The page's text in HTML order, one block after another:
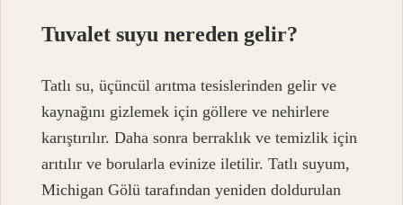
Tuvalet suyu nereden gelir?
Tatlı su, üçüncül arıtma tesislerinden gelir ve
kaynağını gizlemek için göllere ve nehirlere
karıştırılır. Daha sonra berraklık ve temizlik için
arıtılır ve borularla evinize iletilir. Tatlı suyum,
Michigan Gölü tarafından yeniden doldurulan